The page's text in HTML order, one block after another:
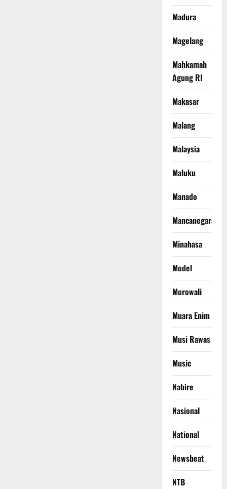
Madura
Magelang
Mahkamah
Agung RI
Makasar
Malang
Malaysia
Maluku
Manado
Mancanegara
Minahasa
Model
Morowali
Muara Enim
Musi Rawas
Music
Nabire
Nasional
National
Newsbeat
NTB